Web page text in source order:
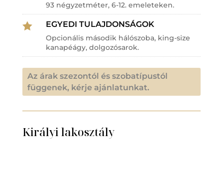
93 négyzetméter, 6-12. emeleteken.
 EGYEDI TULAJDONSÁGOK
Opcionális második hálószoba, king-size
kanapéágy, dolgozósarok.
Az árak szezontól és szobatípustól
függenek, kérje ajánlatunkat.
Királyi lakosztály